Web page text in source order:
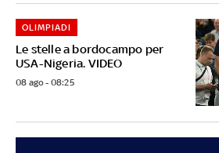
Le stelle a bordocampo per
USA-Nigeria. VIDEO
OLIMPIADI
08 ago - 08:25